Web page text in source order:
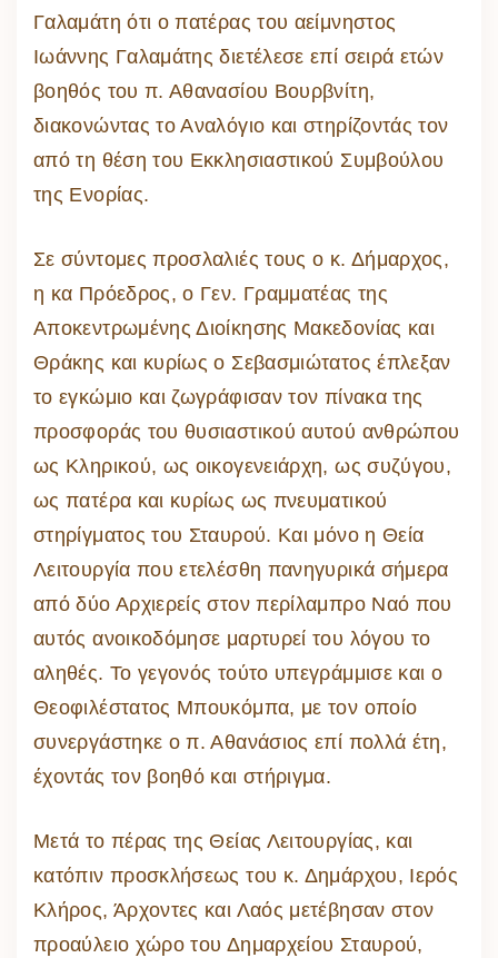
Γαλαμάτη ότι ο πατέρας του αείμνηστος
Ιωάννης Γαλαμάτης διετέλεσε επί σειρά ετών
βοηθός του π. Αθανασίου Βουρβνίτη,
διακονώντας το Αναλόγιο και στηρίζοντάς τον
από τη θέση του Εκκλησιαστικού Συμβούλου
της Ενορίας.
Σε σύντομες προσλαλιές τους ο κ. Δήμαρχος,
η κα Πρόεδρος, ο Γεν. Γραμματέας της
Αποκεντρωμένης Διοίκησης Μακεδονίας και
Θράκης και κυρίως ο Σεβασμιώτατος έπλεξαν
το εγκώμιο και ζωγράφισαν τον πίνακα της
προσφοράς του θυσιαστικού αυτού ανθρώπου
ως Κληρικού, ως οικογενειάρχη, ως συζύγου,
ως πατέρα και κυρίως ως πνευματικού
στηρίγματος του Σταυρού. Και μόνο η Θεία
Λειτουργία που ετελέσθη πανηγυρικά σήμερα
από δύο Αρχιερείς στον περίλαμπρο Ναό που
αυτός ανοικοδόμησε μαρτυρεί του λόγου το
αληθές. Το γεγονός τούτο υπεγράμμισε και ο
Θεοφιλέστατος Μπουκόμπα, με τον οποίο
συνεργάστηκε ο π. Αθανάσιος επί πολλά έτη,
έχοντάς τον βοηθό και στήριγμα.
Μετά το πέρας της Θείας Λειτουργίας, και
κατόπιν προσκλήσεως του κ. Δημάρχου, Ιερός
Κλήρος, Άρχοντες και Λαός μετέβησαν στον
προαύλειο χώρο του Δημαρχείου Σταυρού,